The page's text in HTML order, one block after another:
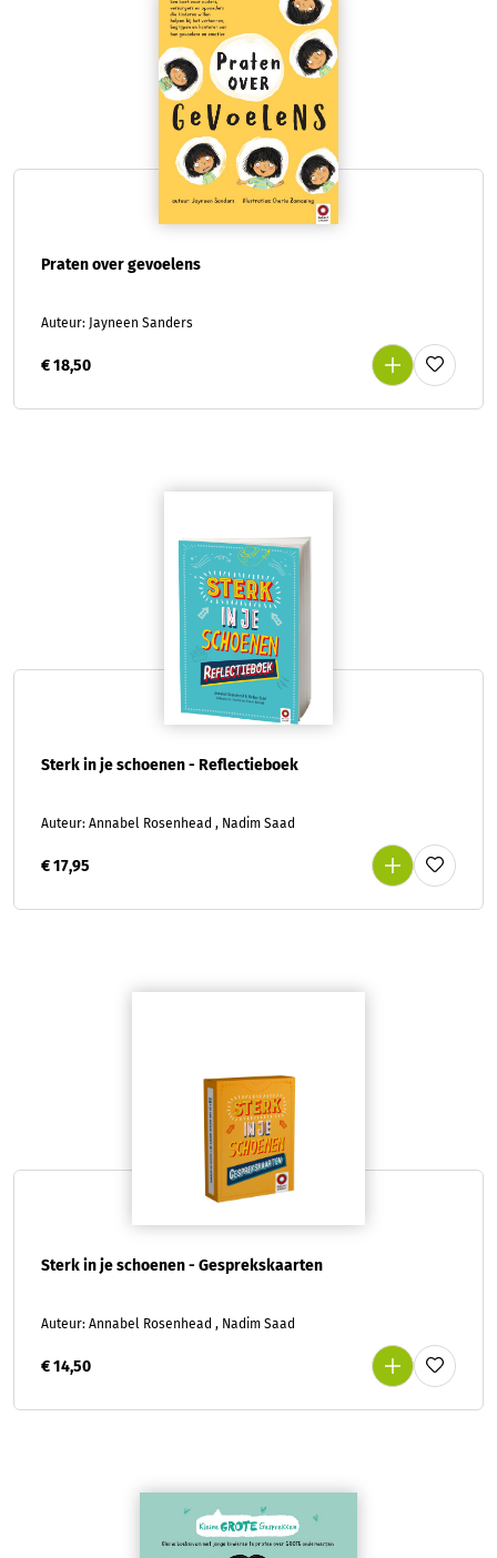
Praten over gevoelens
Auteur: Jayneen Sanders
€ 18,50
Sterk in je schoenen - Reflectieboek
Auteur: Annabel Rosenhead , Nadim Saad
€ 17,95
Sterk in je schoenen - Gesprekskaarten
Auteur: Annabel Rosenhead , Nadim Saad
€ 14,50